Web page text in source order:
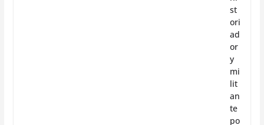
st
ori
ad
or
y
mi
lit
an
te
po